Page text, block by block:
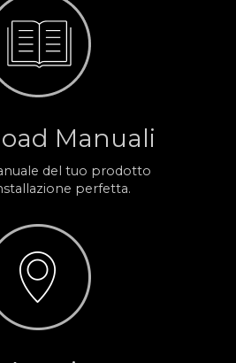
Manuali
del tuo prodotto
perfetta.